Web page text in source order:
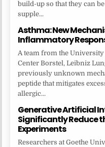
build-up so that they can
supple...
Asthma: New
Inflammatory
A team from the
Center Borstel, Leibniz
previously unknown
peptide that mitigates
allergic...
Generative Artificial
Significantly Reduce
Experiments
Researchers at Goethe